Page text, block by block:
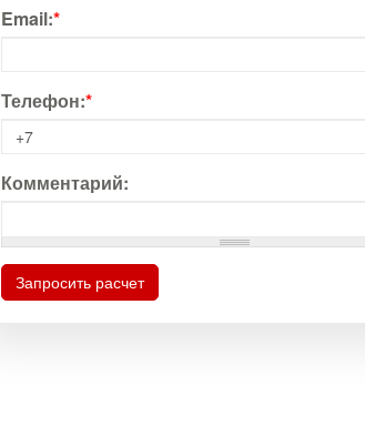
Email:*
Телефон:*
Комментарий:
Запросить расчет